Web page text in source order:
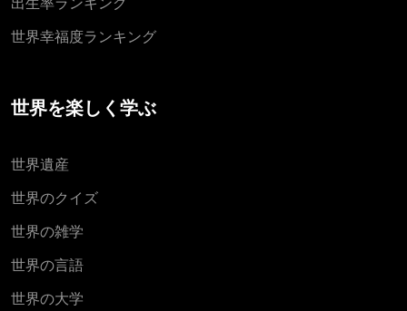
世界幸福度ランキング
世界を楽しく学ぶ
世界遺産
世界のクイズ
世界の雑学
世界の言語
世界の大学